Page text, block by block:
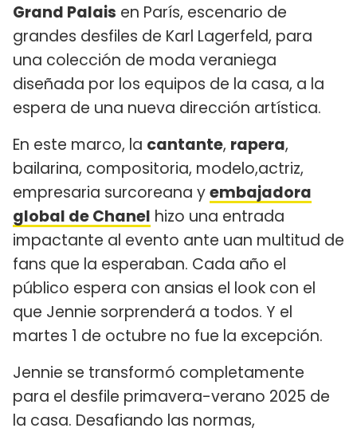
Grand Palais en París, escenario de
grandes desfiles de Karl Lagerfeld, para
una colección de moda veraniega
diseñada por los equipos de la casa, a la
espera de una nueva dirección artística.
En este marco, la cantante, rapera,
bailarina, compositoria, modelo,actriz,
empresaria surcoreana yembajadora
global de Chanel hizo una entrada
impactante al evento ante uan multitud de
fans que la esperaban. Cada año el
público espera con ansias el look con el
que Jennie sorprenderá a todos. Y el
martes 1 de octubre no fue la excepción.
Jennie se transformó completamente
para el desfile primavera-verano 2025 de
la casa. Desafiando las normas,